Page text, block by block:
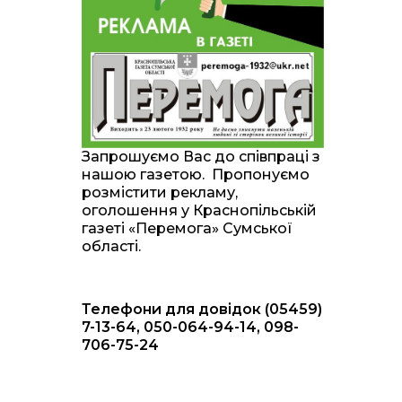
20:00
28 лип
Житлові сертифікати,
підготовка до зими та
підтримка ВПО: підсумки
засідання виконкому
Краснопільської
селищної ради
10:36
28 лип
Валентина Масалітіна:
«Нас тримає віра в
Перемогу і повернення
додому»
10:31
28 лип
Знову біль… Знову
втрата… На щиті
16:57
24 лип
Обмежено придатний,
але безмежно
вмотивований: Як
колишній лісівник став
Запрошуємо Вас до співпраці з
нашою газетою. Пропонуємо
розмістити рекламу,
оголошення у Краснопільській
газеті «Перемога» Сумської
області.
Телефони для довідок (05459)
7-13-64, 050-064-94-14, 098-
706-75-24